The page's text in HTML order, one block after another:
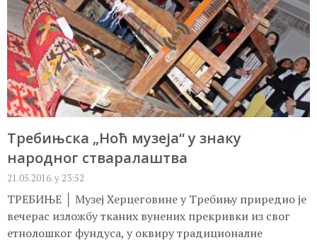
Требињска „Ноћ музеја“ у знаку
народног стваралаштва
21.05.2016. у 23:52
ТРЕБИЊЕ │ Музеј Херцеговине у Требињу приредио је
вечерас изложбу тканих вунених прекривки из свог
етнолошког фундуса, у оквиру традиционалне